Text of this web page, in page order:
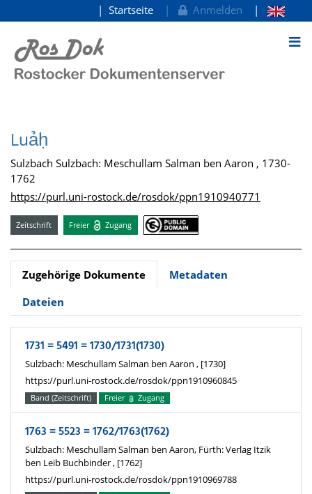
zum Inhalt
Startseite Anmelden
Luảḥ
Sulzbach Sulzbach: Meschullam Salman ben Aaron , 1730-
1762
https://purl.uni-rostock.de/rosdok/ppn1910940771
Zeitschrift Freier Zugang
Zugehörige Dokumente
Metadaten
Dateien
1731 = 5491 = 1730/1731(1730)
Sulzbach: Meschullam Salman ben Aaron , [1730]
https://purl.uni-rostock.de/rosdok/ppn1910960845
Band (Zeitschrift) Freier Zugang
1763 = 5523 = 1762/1763(1762)
Sulzbach: Meschullam Salman ben Aaron, Fürth: Verlag Itzik
ben Leib Buchbinder , [1762]
https://purl.uni-rostock.de/rosdok/ppn1910969788